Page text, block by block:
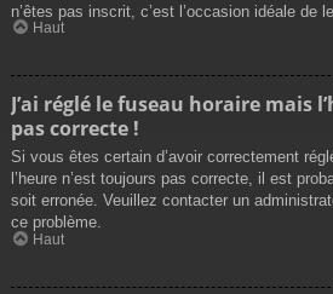
n’êtes pas inscrit, c’est l’occasion idéale de
Haut
J’ai réglé le fuseau horaire mais
pas correcte !
Si vous êtes certain d’avoir correctement
l’heure n’est toujours pas correcte, il est
soit erronée. Veuillez contacter un
ce problème.
Haut